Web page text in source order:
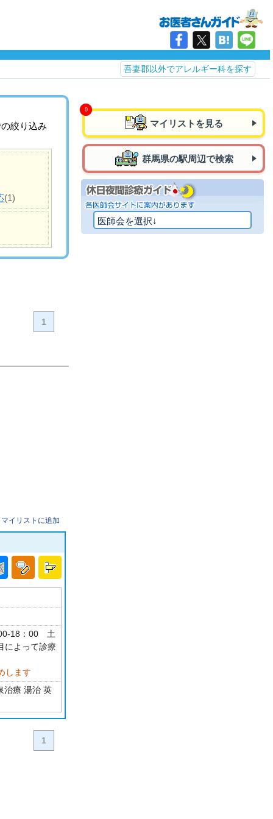
吾妻郡以外でアレルギー科を探す
絞り込み
(1)
1
マイリストに追加
18：00 土
よって診療
します
治療 湯治 英
1
マイリストを見る
群馬県の駅周辺で検索